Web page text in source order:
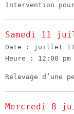
Intervention
Samedi 11
Date : juillet
Heure : 12:00
Relevage d’une
Mercredi 8